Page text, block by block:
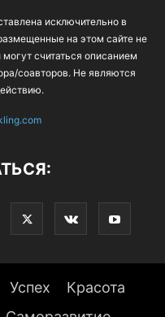
исключительно в
на этом сайте не
могут считаться описанием
соавторов. Не являются
Успех
Красота